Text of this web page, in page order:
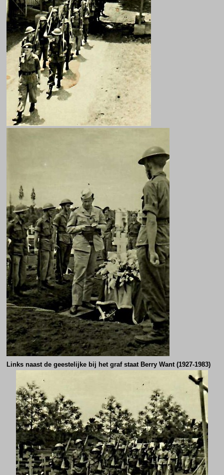
Links naast de geestelijke bij het graf staat Berry Want (1927-1983)